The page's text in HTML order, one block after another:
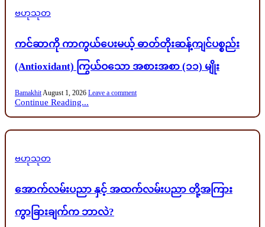
in
ဗဟုသုတ
ကင်ဆာကို ကာကွယ်ပေးမယ့် ဓာတ်တိုးဆန့်ကျင်ပစ္စည်း
(Antioxidant) ကြွယ်ဝသော အစားအစာ (၁၁) မျိုး
BamakhitAugust 1, 2026 Leave a comment
Continue Reading...
in
ဗဟုသုတ
အောက်လမ်းပညာ နှင့် အထက်လမ်းပညာ တို့အကြား
ကွာခြားချက်က ဘာလဲ?